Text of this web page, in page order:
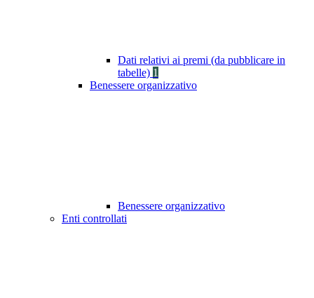
Dati relativi ai premi (da pubblicare in
tabelle) 1
Benessere organizzativo
Benessere organizzativo
Enti controllati